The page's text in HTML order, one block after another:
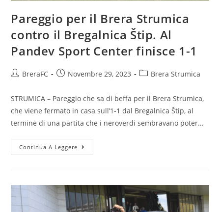
Pareggio per il Brera Strumica
contro il Bregalnica Štip. Al
Pandev Sport Center finisce 1-1
BreraFC Novembre 29, 2023 Brera Strumica
STRUMICA – Pareggio che sa di beffa per il Brera Strumica,
che viene fermato in casa sull’1-1 dal Bregalnica Štip, al
termine di una partita che i neroverdi sembravano poter…
Continua A Leggere